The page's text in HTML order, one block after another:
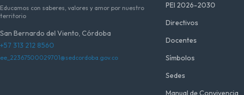
Educamos con saberes, valores y amor por nuestro
territorio
San Bernardo del Viento, Córdoba
+57 313 212 8560
ee_22367500029701@sedcordoba.gov.co
PEI 2026-2030
Directivos
Docentes
Símbolos
Sedes
Manual de Convivencia